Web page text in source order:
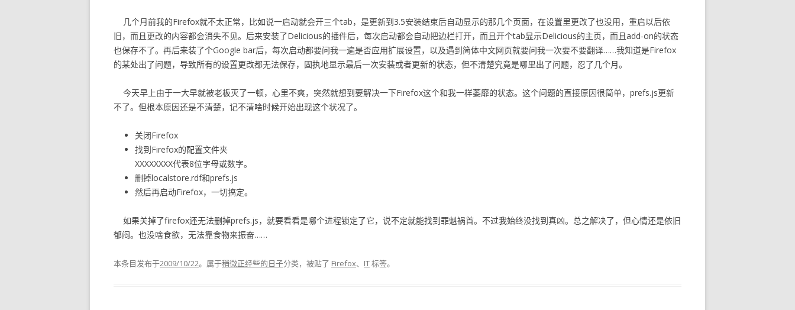
几个月前我的Firefox就不太正常，比如说一启动就会开三个tab，是更新到3.5安装结束后自动显示的那几个页面，在设置里更改了也没用，重启以后依
旧，而且更改的内容都会消失不见。后来安装了Delicious的插件后，每次启动都会自动把边栏打开，而且开个tab显示Delicious的主页，而且add-on的状态
也保存不了。再后来装了个Google bar后，每次启动都要问我一遍是否应用扩展设置，以及遇到简体中文网页就要问我一次要不要翻译……我知道是Firefox
的某处出了问题，导致所有的设置更改都无法保存，固执地显示最后一次安装或者更新的状态，但不清楚究竟是哪里出了问题，忍了几个月。
今天早上由于一大早就被老板灭了一顿，心里不爽，突然就想到要解决一下Firefox这个和我一样萎靡的状态。这个问题的直接原因很简单，prefs.js更新
不了。但根本原因还是不清楚，记不清啥时候开始出现这个状况了。
关闭Firefox
找到Firefox的配置文件夹
XXXXXXXX代表8位字母或数字。
删掉localstore.rdf和prefs.js
然后再启动Firefox，一切搞定。
如果关掉了firefox还无法删掉prefs.js，就要看看是哪个进程锁定了它，说不定就能找到罪魁祸首。不过我始终没找到真凶。总之解决了，但心情还是依旧
郁闷。也没啥食欲，无法靠食物来振奋……
本条目发布于2009/10/22。属于稍微正经些的日子分类，被贴了 Firefox、 IT标签。